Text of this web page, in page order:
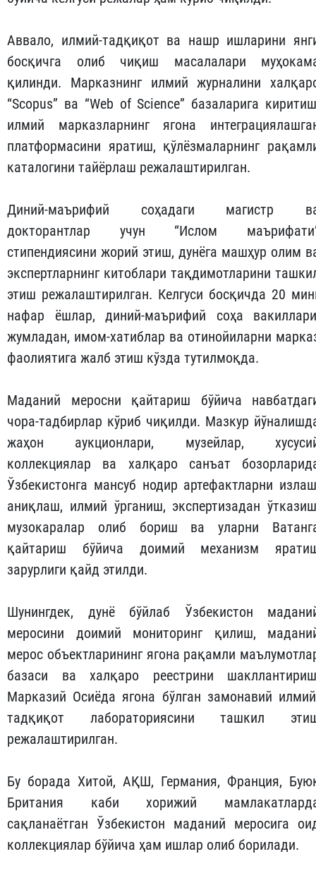
Аввало, илмий-тадқиқот ва нашр ишларини
босқичга олиб чиқиш масалалари
қилинди. Марказнинг илмий журналини
“Scopus” ва “Web of Science” базаларига
илмий марказларнинг ягона
платформасини яратиш, қўлёзмаларнинг
каталогини тайёрлаш режалаштирилган.
Диний-маърифий соҳадаги магистр
докторантлар учун “Ислом
стипендиясини жорий этиш, дунёга машҳур олим
экспертларнинг китоблари тақдимотларини
этиш режалаштирилган. Келгуси босқичда 20
нафар ёшлар, диний-маърифий соҳа
жумладан, имом-хатиблар ва отинойиларни
фаолиятига жалб этиш кўзда тутилмоқда.
Маданий меросни қайтариш бўйича
чора-тадбирлар кўриб чиқилди. Мазкур
жаҳон аукционлари, музейлар,
коллекциялар ва халқаро санъат
Ўзбекистонга мансуб нодир артефактларни
аниқлаш, илмий ўрганиш, экспертизадан
музокаралар олиб бориш ва уларни
қайтариш бўйича доимий механизм
зарурлиги қайд этилди.
Шунингдек, дунё бўйлаб Ўзбекистон
меросини доимий мониторинг қилиш,
мерос объектларининг ягона рақамли
базаси ва халқаро реестрини
Марказий Осиёда ягона бўлган замонавий
тадқиқот лабораториясини ташкил
режалаштирилган.
Бу борада Хитой, АҚШ, Германия, Франция,
Британия каби хорижий
сақланаётган Ўзбекистон маданий меросига
коллекциялар бўйича ҳам ишлар олиб борилади.